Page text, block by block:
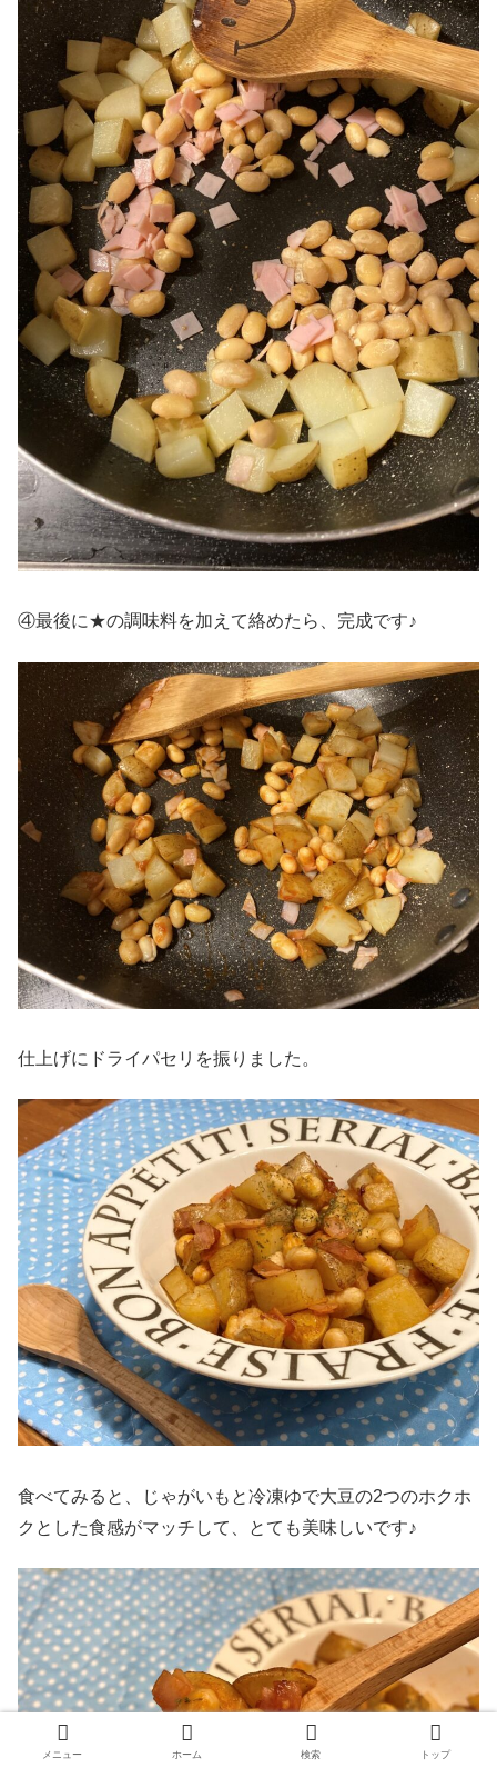
④最後に★の調味料を加えて絡めたら、完成です♪
仕上げにドライパセリを振りました。
食べてみると、じゃがいもと冷凍ゆで大豆の2つのホクホ
クとした食感がマッチして、とても美味しいです♪
メニュー ホーム 検索 トップ